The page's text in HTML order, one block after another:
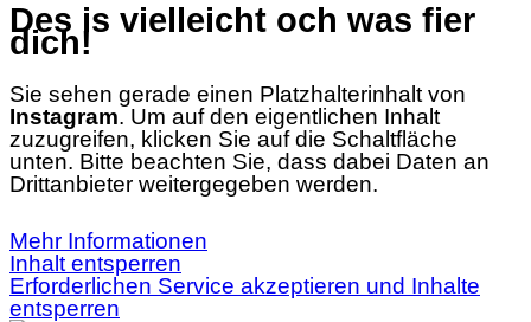
Des is vielleicht och was fier
dich!
Sie sehen gerade einen Platzhalterinhalt von
Instagram. Um auf den eigentlichen Inhalt
zuzugreifen, klicken Sie auf die Schaltfläche
unten. Bitte beachten Sie, dass dabei Daten an
Drittanbieter weitergegeben werden.
Mehr Informationen
Inhalt entsperren
Erforderlichen Service akzeptieren und Inhalte
entsperren